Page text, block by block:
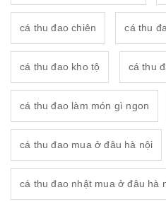
cá thu đao chiên cá thu
cá thu đao kho tộ cá thu
cá thu đao làm món gì ngon
cá thu đao mua ở đâu hà nội
cá thu đao nhật mua ở đâu hà